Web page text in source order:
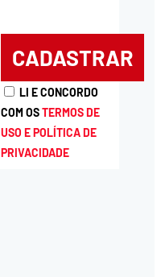
LI E CONCORDO
COM OSTERMOS DE
USO E POLÍTICA DE
PRIVACIDADE